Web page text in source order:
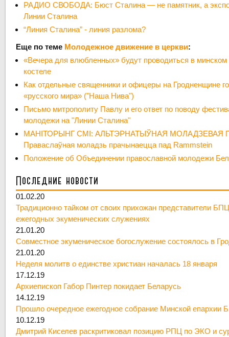
РАДИО СВОБОДА: Бюст Сталина — не памятник, а
Линии Сталина
“Линия Сталина” - линия разлома?
Еще по теме Молодежное движение в церкви:
«Вечера для влюбленных» будут проводиться в
костеле
Как отдельные священники и офицеры на Гродненщине
«русского мира» ("Наша Нива")
Письмо митрополиту Павлу и его ответ по поводу
молодежи на "Линии Сталина"
МАНІТОРЫНГ СМІ: АЛЬТЭРНАТЫЎНАЯ МОЛАДЗЕВАЯ
Праваслаўная моладзь прачынаецца пад Rammstein
Положение об Объединении православной молодежи
Последние новости
01.02.20
Традиционно тайком от своих прихожан представители
ежегодных экуменических служениях
21.01.20
Совместное экуменическое богослужение состоялось в
21.01.20
Неделя молитв о единстве христиан началась 18 января
17.12.19
Архиепископ Габор Пинтер покидает Беларусь
14.12.19
Прошло очередное ежегодное собрание Минской епархии
10.12.19
Дмитрий Киселев раскритиковал позицию РПЦ по ЭКО и